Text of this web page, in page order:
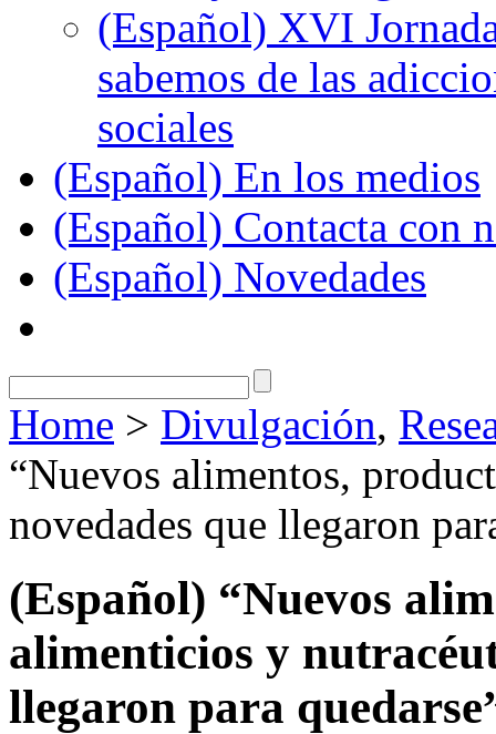
(Español) XVI
sabemos de las
sociales
(Español) En los medios
(Español) Contacta con
(Español) Novedades
Home > Divulgación,
“Nuevos alimentos,
novedades que llegaron
(Español) “Nuevos
alimenticios y
llegaron para